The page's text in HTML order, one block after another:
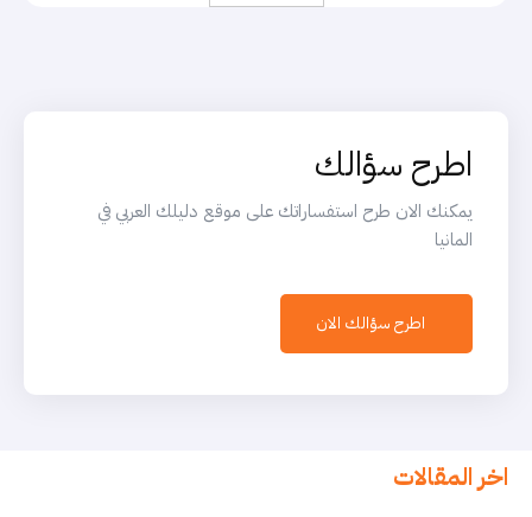
اطرح سؤالك
يمكنك الان طرح استفساراتك على موقع دليلك العربي في
المانيا
اطرح سؤالك الان
اخر المقالات